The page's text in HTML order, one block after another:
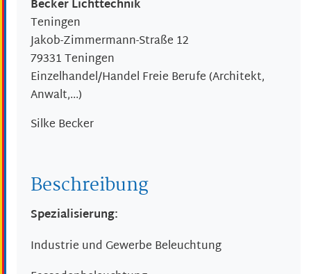
Becker Lichttechnik
Teningen
Jakob-Zimmermann-Straße 12
79331Teningen
Einzelhandel/Handel Freie Berufe (Architekt,
Anwalt,...)
Silke Becker
Beschreibung
Spezialisierung:
Industrie und Gewerbe Beleuchtung